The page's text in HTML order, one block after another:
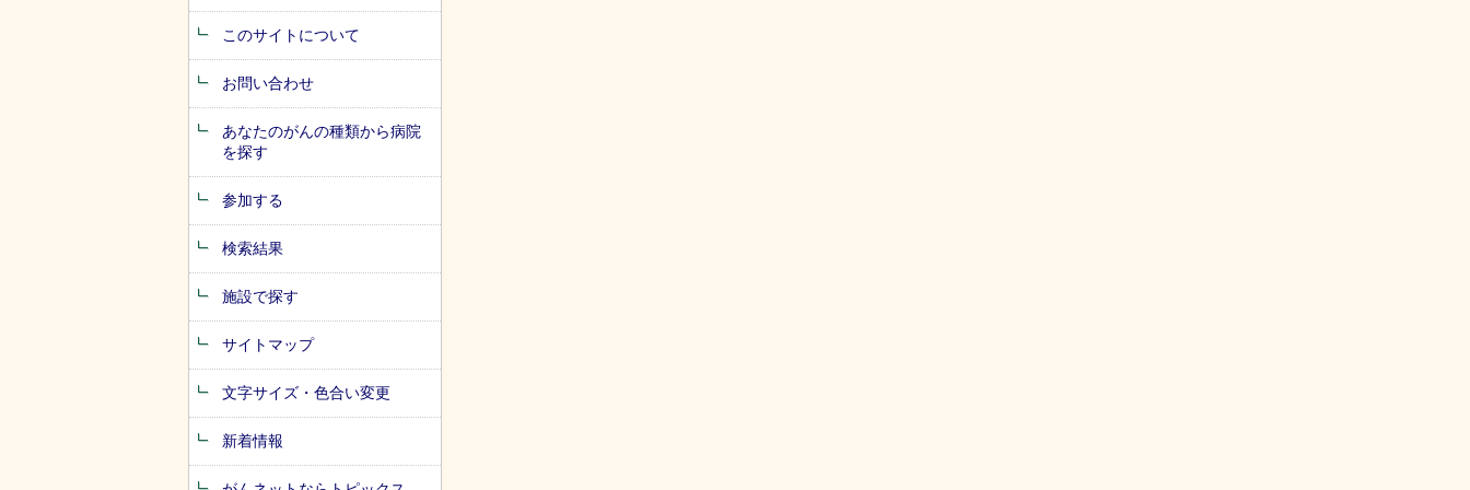
このサイトについて
お問い合わせ
あなたのがんの種類から病院
を探す
参加する
検索結果
施設で探す
サイトマップ
文字サイズ・色合い変更
新着情報